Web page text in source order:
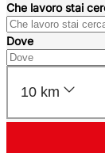
Che lavoro stai
Dove
10 km